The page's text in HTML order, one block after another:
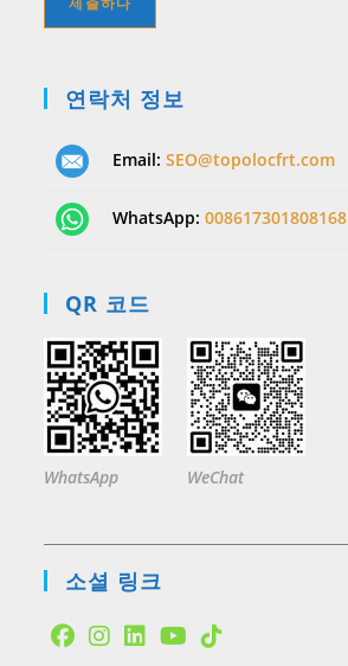
연락처 정보
Email:SEO@topolocfrt.com
WhatsApp:008617301808168
QR 코드
WhatsApp WeChat
소셜 링크